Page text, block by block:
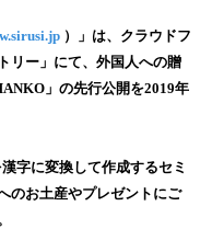
）」は、クラウドフ
リー」にて、外国人への贈
」の先行公開を2019年
字に変換して作成するセミ
のお土産やプレゼントにご